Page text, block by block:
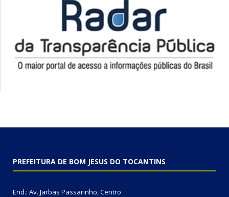
PREFEITURA DE BOM JESUS DO TOCANTINS
End.: Av. Jarbas Passarinho, Centro